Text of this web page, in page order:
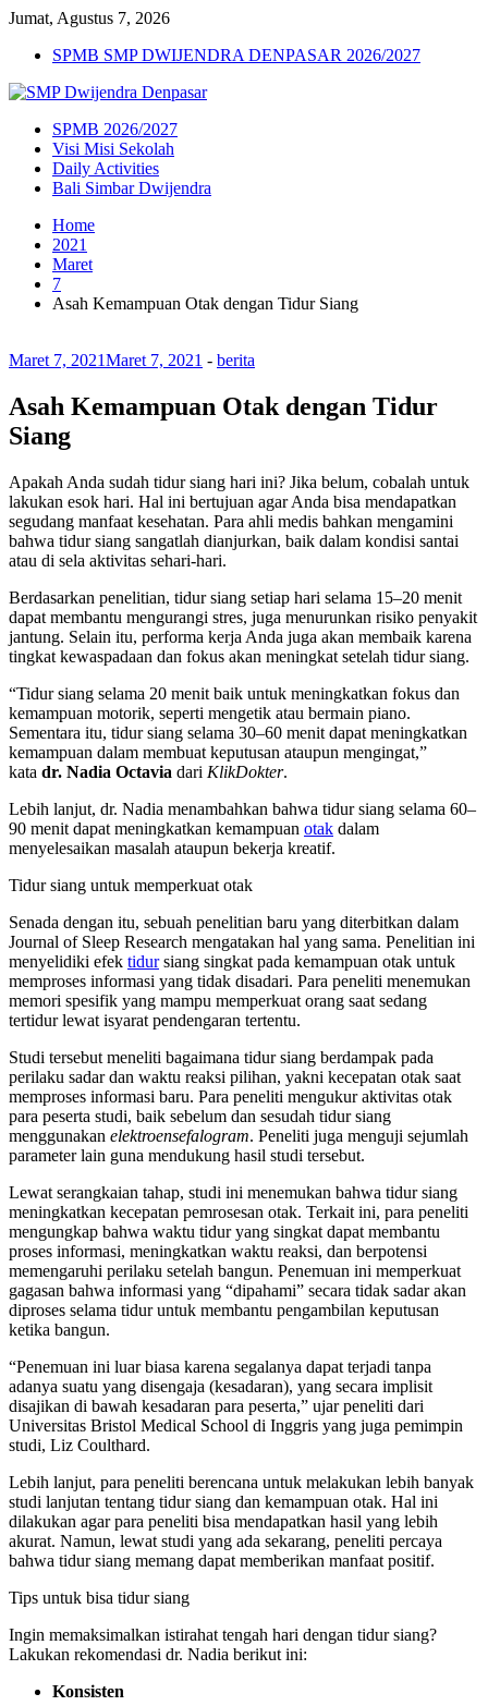
Jumat, Agustus 7, 2026
SPMB SMP DWIJENDRA DENPASAR 2026/2027
SPMB 2026/2027
Visi Misi Sekolah
Daily Activities
Bali Simbar Dwijendra
Home
2021
Maret
7
Asah Kemampuan Otak dengan Tidur Siang
Maret 7, 2021Maret 7, 2021 - berita
Asah Kemampuan Otak dengan Tidur
Siang
Apakah Anda sudah tidur siang hari ini? Jika belum, cobalah untuk
lakukan esok hari. Hal ini bertujuan agar Anda bisa mendapatkan
segudang manfaat kesehatan. Para ahli medis bahkan mengamini
bahwa tidur siang sangatlah dianjurkan, baik dalam kondisi santai
atau di sela aktivitas sehari-hari.
Berdasarkan penelitian, tidur siang setiap hari selama 15–20 menit
dapat membantu mengurangi stres, juga menurunkan risiko penyakit
jantung. Selain itu, performa kerja Anda juga akan membaik karena
tingkat kewaspadaan dan fokus akan meningkat setelah tidur siang.
“Tidur siang selama 20 menit baik untuk meningkatkan fokus dan
kemampuan motorik, seperti mengetik atau bermain piano.
Sementara itu, tidur siang selama 30–60 menit dapat meningkatkan
kemampuan dalam membuat keputusan ataupun mengingat,”
kata dr. Nadia Octavia dari KlikDokter.
Lebih lanjut, dr. Nadia menambahkan bahwa tidur siang selama 60–
90 menit dapat meningkatkan kemampuan otak dalam
menyelesaikan masalah ataupun bekerja kreatif.
Tidur siang untuk memperkuat otak
Senada dengan itu, sebuah penelitian baru yang diterbitkan dalam
Journal of Sleep Research mengatakan hal yang sama. Penelitian ini
menyelidiki efek tidursiang singkat pada kemampuan otak untuk
memproses informasi yang tidak disadari. Para peneliti menemukan
memori spesifik yang mampu memperkuat orang saat sedang
tertidur lewat isyarat pendengaran tertentu.
Studi tersebut meneliti bagaimana tidur siang berdampak pada
perilaku sadar dan waktu reaksi pilihan, yakni kecepatan otak saat
memproses informasi baru. Para peneliti mengukur aktivitas otak
para peserta studi, baik sebelum dan sesudah tidur siang
menggunakan elektroensefalogram. Peneliti juga menguji sejumlah
parameter lain guna mendukung hasil studi tersebut.
Lewat serangkaian tahap, studi ini menemukan bahwa tidur siang
meningkatkan kecepatan pemrosesan otak. Terkait ini, para peneliti
mengungkap bahwa waktu tidur yang singkat dapat membantu
proses informasi, meningkatkan waktu reaksi, dan berpotensi
memengaruhi perilaku setelah bangun. Penemuan ini memperkuat
gagasan bahwa informasi yang “dipahami” secara tidak sadar akan
diproses selama tidur untuk membantu pengambilan keputusan
ketika bangun.
“Penemuan ini luar biasa karena segalanya dapat terjadi tanpa
adanya suatu yang disengaja (kesadaran), yang secara implisit
disajikan di bawah kesadaran para peserta,” ujar peneliti dari
Universitas Bristol Medical School di Inggris yang juga pemimpin
studi, Liz Coulthard.
Lebih lanjut, para peneliti berencana untuk melakukan lebih banyak
studi lanjutan tentang tidur siang dan kemampuan otak. Hal ini
dilakukan agar para peneliti bisa mendapatkan hasil yang lebih
akurat. Namun, lewat studi yang ada sekarang, peneliti percaya
bahwa tidur siang memang dapat memberikan manfaat positif.
Tips untuk bisa tidur siang
Ingin memaksimalkan istirahat tengah hari dengan tidur siang?
Lakukan rekomendasi dr. Nadia berikut ini:
Konsisten